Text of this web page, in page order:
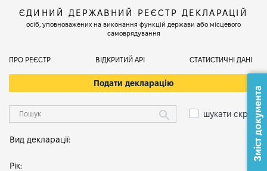
ЄДИНИЙ ДЕРЖАВНИЙ РЕЄСТР ДЕКЛАРАЦІЙ
осіб, уповноважених на виконання функцій держави або місцевого
самоврядування
ПРО РЕЄСТР ВІДКРИТИЙ АРІ СТАТИСТИЧНІ ДАНІ
Подати декларацію
шукати скрізь
Вид декларації:
Рік:
Зміст документа